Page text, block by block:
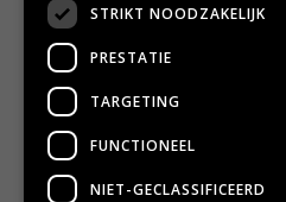
Bezorgen en afhalen
Retourbeleid
Algemene voorwaarden
Privacy Policy
Privacy statement
CONTACT
STRIKT NOODZAKELIJK
PRESTATIE
TARGETING
FUNCTIONEEL
NIET-GECLASSIFICEERD